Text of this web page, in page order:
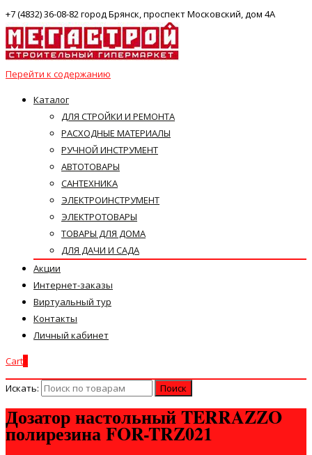
+7 (4832) 36-08-82 город Брянск, проспект Московский, дом 4А
Перейти к содержанию
Каталог
ДЛЯ СТРОЙКИ И РЕМОНТА
РАСХОДНЫЕ МАТЕРИАЛЫ
РУЧНОЙ ИНСТРУМЕНТ
АВТОТОВАРЫ
САНТЕХНИКА
ЭЛЕКТРОИНСТРУМЕНТ
ЭЛЕКТРОТОВАРЫ
ТОВАРЫ ДЛЯ ДОМА
ДЛЯ ДАЧИ И САДА
Акции
Интернет-заказы
Виртуальный тур
Контакты
Личный кабинет
Cart
Искать:
Дозатор настольный TERRAZZO
полирезина FOR-TRZ021